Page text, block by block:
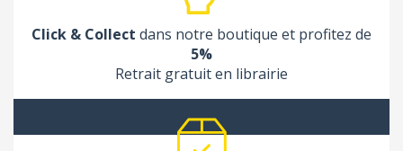
Click & Collect dans notre boutique et profitez de
5%
Retrait gratuit en librairie